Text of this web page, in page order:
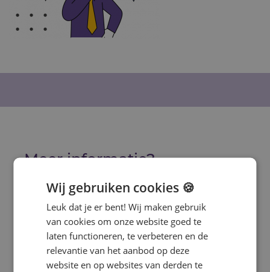
Meer informatie?
Heb je interesse in deze training? Vul
onderstaand formulier in en wij
nemen contact met je op voor een
vrijblijvend voorstel.
Voornaam
Wij gebruiken cookies 🍪
Leuk dat je er bent! Wij maken gebruik
van cookies om onze website goed te
laten functioneren, te verbeteren en de
relevantie van het aanbod op deze
website en op websites van derden te